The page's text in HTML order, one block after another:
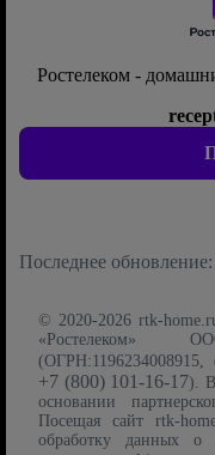
Ростелеком -
Последнее обновление:
© 2020-2026 rtk-
(ОГРН:1196234008915,
+7 (800) 101-16-17).
основании
Посещая сайт rtk-
обработку данных о